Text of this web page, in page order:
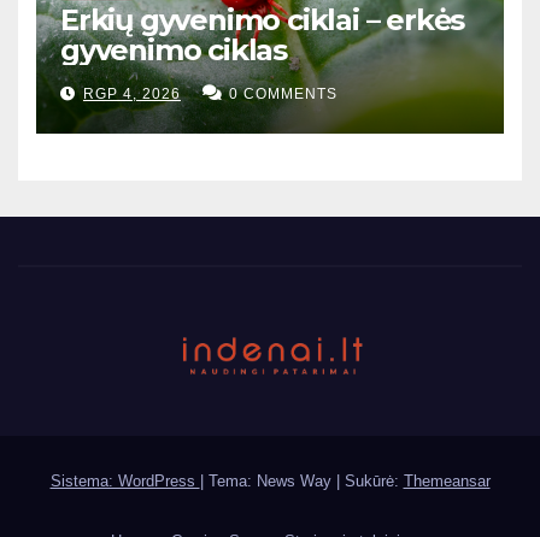
Erkių gyvenimo ciklai – erkės
gyvenimo ciklas
RGP 4, 2026 0 COMMENTS
Sistema: WordPress Tema: News Way | Sukūrė: Themeansar